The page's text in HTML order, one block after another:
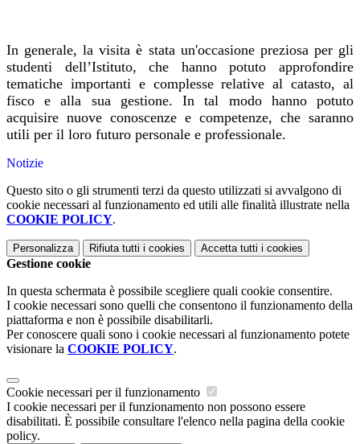
In generale, la visita è stata un'occasione preziosa per gli
studenti dell’Istituto, che hanno potuto approfondire
tematiche importanti e complesse relative al catasto, al
fisco e alla sua gestione. In tal modo hanno potuto
acquisire nuove conoscenze e competenze, che saranno
utili per il loro futuro personale e professionale.
Notizie
Questo sito o gli strumenti terzi da questo utilizzati si avvalgono di
cookie necessari al funzionamento ed utili alle finalità illustrate nella
COOKIE POLICY.
Personalizza Rifiuta tutti i cookies Accetta tutti i cookies
Gestione cookie
In questa schermata è possibile scegliere quali cookie consentire.
I cookie necessari sono quelli che consentono il funzionamento della
piattaforma e non è possibile disabilitarli.
Per conoscere quali sono i cookie necessari al funzionamento potete
visionare la COOKIE POLICY.
Cookie necessari per il funzionamento
I cookie necessari per il funzionamento non possono essere
disabilitati. È possibile consultare l'elenco nella pagina della cookie
policy.